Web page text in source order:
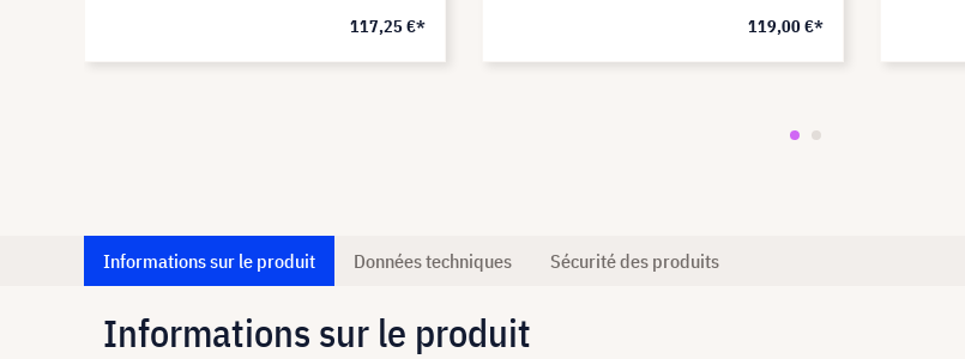
117,25 €* 119,00 €*
Informations sur le produit Données techniques Sécurité des produits
Informations sur le produit